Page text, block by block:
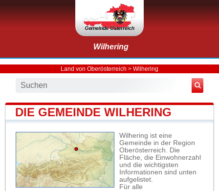
Wilhering
Land von Oberösterreich > Wilhering
DIE GEMEINDE WILHERING
Wilhering ist eine
Gemeinde in der Region
Oberösterreich. Die
Fläche, die Einwohnerzahl
und die wichtigsten
Informationen sind unten
aufgelistet.
Für alle